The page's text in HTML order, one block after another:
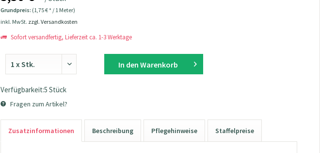
Grundpreis: (1,75 € * / 1 Meter)
inkl. MwSt. zzgl. Versandkosten
Sofort versandfertig, Lieferzeit ca. 1-3 Werktage
In den Warenkorb
Verfügbarkeit:5 Stück
Fragen zum Artikel?
Zusatzinformationen Beschreibung Pflegehinweise Staffelpreise